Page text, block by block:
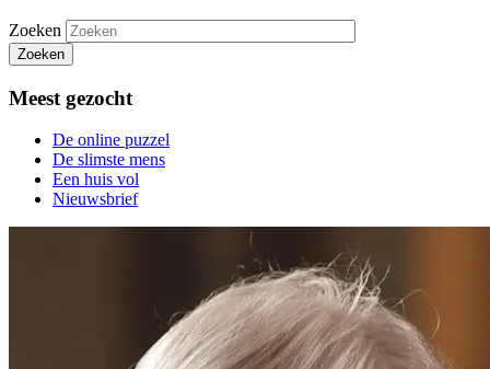
Zoeken
Zoeken
Meest gezocht
De online puzzel
De slimste mens
Een huis vol
Nieuwsbrief